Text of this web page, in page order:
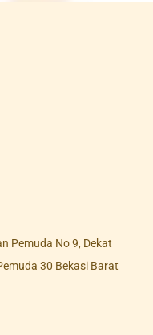
Pemuda No 9, Dekat
30 Bekasi Barat